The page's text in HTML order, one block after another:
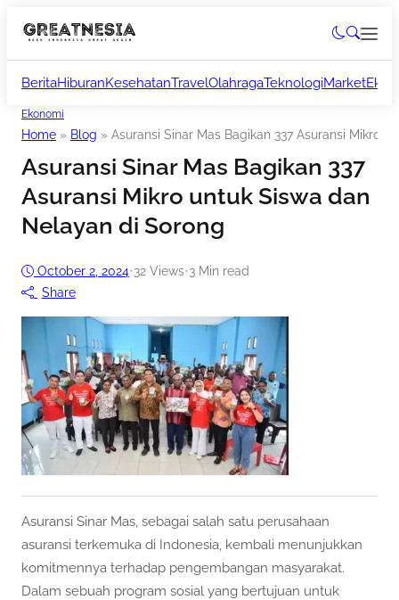
BeritaHiburanKesehatanTravelOlahragaTeknologiMarket
Ekonomi
Home » Blog » Asuransi Sinar Mas Bagikan 337 Asuransi Mikro
Asuransi Sinar Mas Bagikan 337
Asuransi Mikro untuk Siswa dan
Nelayan di Sorong
October 2, 2024•32 Views•3 Min read
Share
Asuransi Sinar Mas, sebagai salah satu perusahaan
asuransi terkemuka di Indonesia, kembali menunjukkan
komitmennya terhadap pengembangan masyarakat.
Dalam sebuah program sosial yang bertujuan untuk